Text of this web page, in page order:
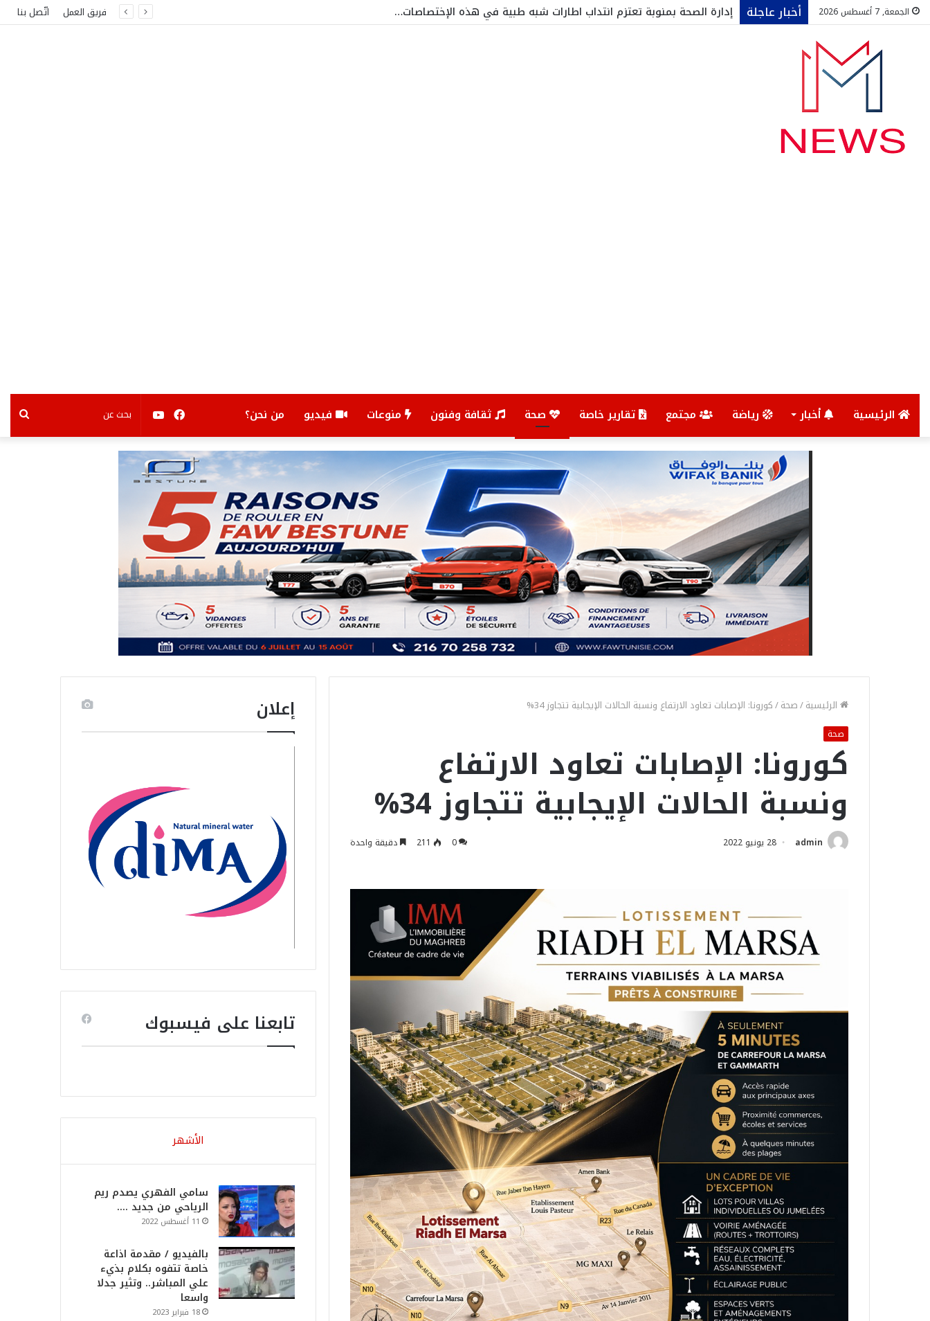
الجمعة, 7 أغسطس 2026 أخبار عاجلة إدارة الصحة بمنوبة تعتزم انتداب اطارات شبه طبية في هذه الإختصاصات… فريق العمل اتّصل بنا
الرئيسية أخبار رياضة مجتمع تقارير خاصة صحة ثقافة وفنون منوعات فيديو من نحن؟ بحث يوتيوبفيسبوك
الرئيسية/صحة/كورونا: الإصابات تعاود الارتفاع ونسبة الحالات الإيجابية تتجاوز 34%
صحة
كورونا: الإصابات تعاود الارتفاع
ونسبة الحالات الإيجابية تتجاوز 34%
admin 28 يونيو 2022 0
211 دقيقة واحدة
إعلان
تابعنا على فيسبوك
الأشهر
سامي الفهري يصدم ريم
الرياحي من جديد ….
11 أغسطس 2022
بالفيديو / مقدمة اذاعة
خاصة تتفوه بكلام بذيء
علي المباشر.. وتثير جدلا
واسعا
18 فبراير 2023